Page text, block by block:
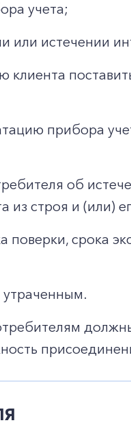
Заказать
Корпоративным
учета;
или истечении
клиента
прибора
об
из строя и (или)
поверки, срока